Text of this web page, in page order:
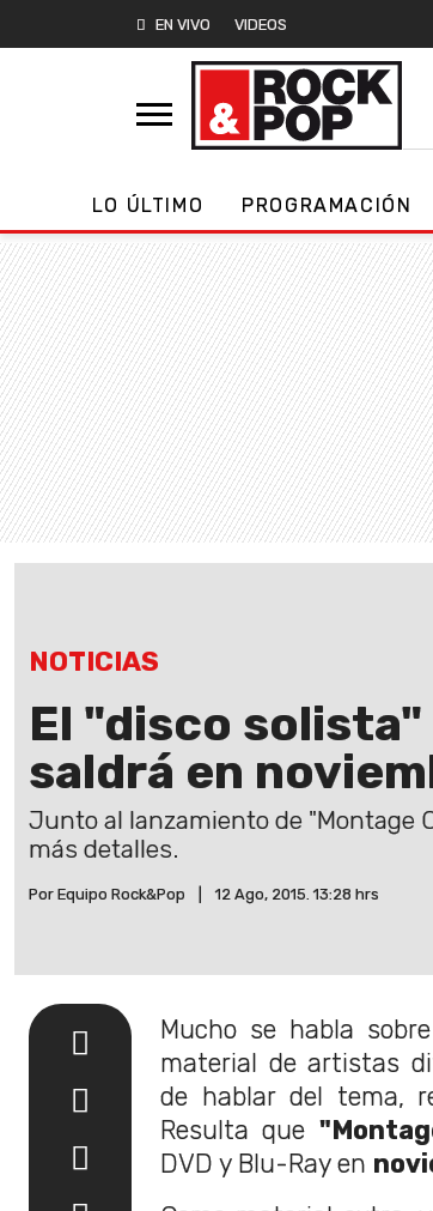
EN VIVO VIDEOS
LO ÚLTIMO PROGRAMACIÓN
NOTICIAS
El "disco
saldrá en
Junto al lanzamiento de "Montage
más detalles.
Por Equipo Rock&Pop 12 Ago, 2015. 13:28 hrs
Mucho se habla
material de artistas
de hablar del tema,
Resulta que
DVD y Blu-Ray en